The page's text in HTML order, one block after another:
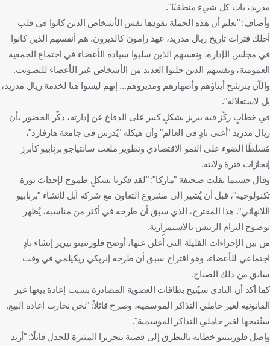
مدريد، بات كل شيء منطقيًا".
وأضاف: "نعلم أن هذه الحملة يقودها نفس الأشخاص الذين كانوا في قلب
أحلك فترات تاريخ ريال مدريد، عهد رامون كالديرون. هم أنفسهم الذين كانوا
في مجلس الإدارة، ونفسهم الذين سلبوا سيادة الأعضاء في اجتماع الجمعية
العمومية، ونفسهم الذين جلبوا العديد من الأشخاص غير الأعضاء للتصويت.
والآن يترشح أبناؤهم وأصهارهم ومديروهم... إنهم ليسوا هنا لخدمة ريال مدريد،
بل لاستغلاله".
في خطابٍ ركّز فيه بيريز بشكلٍ كبير على الدفاع عن إدارته، ذكّر الحضور بأن
ريال مدريد "أغنى نادٍ في العالم" وأن هيكله "يُدرس في جامعة هارفارد"،
مُسلطًا الضوء على النمو الاقتصادي وتطوير ملعب سانتياجو برنابيو كأبرز
إنجازات فترة ولايته.
وقال حسبما نقلت صحيفة "ماركا": "لقد فكرنا بشكلٍ طموح لإحداث ثورة
تكنولوجية"، قبل أن يُشير إلى مشروع التعاون مع شركة آبل لإنشاء "برنابيو
اللانهائي". هذا المقترح، الذي سبق أن طرحه في أكثر من مناسبة، يُظهر
بوضوح التزام الرئيس بالاستمرارية.
من بين الإجراءات القليلة التي أُعلن عنها، أوضح فلورنتينو بيريز إنشاء نادٍ
اجتماعي للأعضاء، وهو اقتراح سبق أن طرحه إنريكي ريكيلمي في وقت
سابق من ذلك الصباح.
كما أكد أن النادي سيُتيح بطاقات العضوية المصادرة بسبب إعادة بيعها غير
القانونية لغير حاملي التذاكر الموسمية، وصرح قائلاً: "نحن نحارب إعادة البيع.
سنُتيحها لغير حاملي التذاكر الموسمية".
واصل فلورنتينو خطابه بالتطرق إلى قضية نيجريرا المثيرة للجدل قائلًا: "أريد